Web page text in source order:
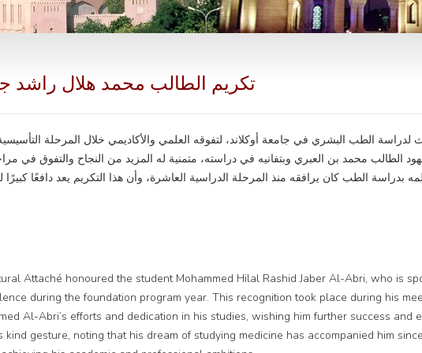
تكريم الطالب محمد هلال راشد
لدراسة الطب البشري في جامعة أوكلاند، لتفوقه العلمي والأكاديمي خلال المرحلة
الطالب محمد بن العبري وبتفانيه في دراسته، متمنية له المزيد من النجاح والتفوق في
بدراسة الطب كان يرافقه منذ المرحلة الدراسية العاشرة، وأن هذا التكريم يعد دافعًا كبيرًا
Attaché honoured the student Mohammed Hilal Rashid Jaber Al-Abri, who is
during the foundation program year. This recognition took place during his
Al-Abri’s efforts and dedication in his studies, wishing him further success
kind gesture, noting that his dream of studying medicine has accompanied him